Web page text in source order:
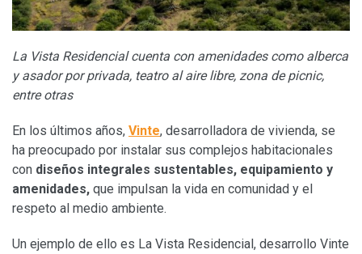
La Vista Residencial cuenta con amenidades como alberca
y asador por privada, teatro al aire libre, zona de picnic,
entre otras
En los últimos años, Vinte, desarrolladora de vivienda, se
ha preocupado por instalar sus complejos habitacionales
con diseños integrales sustentables, equipamiento y
amenidades, que impulsan la vida en comunidad y el
respeto al medio ambiente.
Un ejemplo de ello es La Vista Residencial, desarrollo Vinte